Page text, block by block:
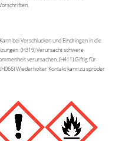
bei Verschlucken und Eindringen in die
(H319) Verursacht schwere
verursachen. (H411) Giftig für
Wiederholter Kontakt kann zu spröder